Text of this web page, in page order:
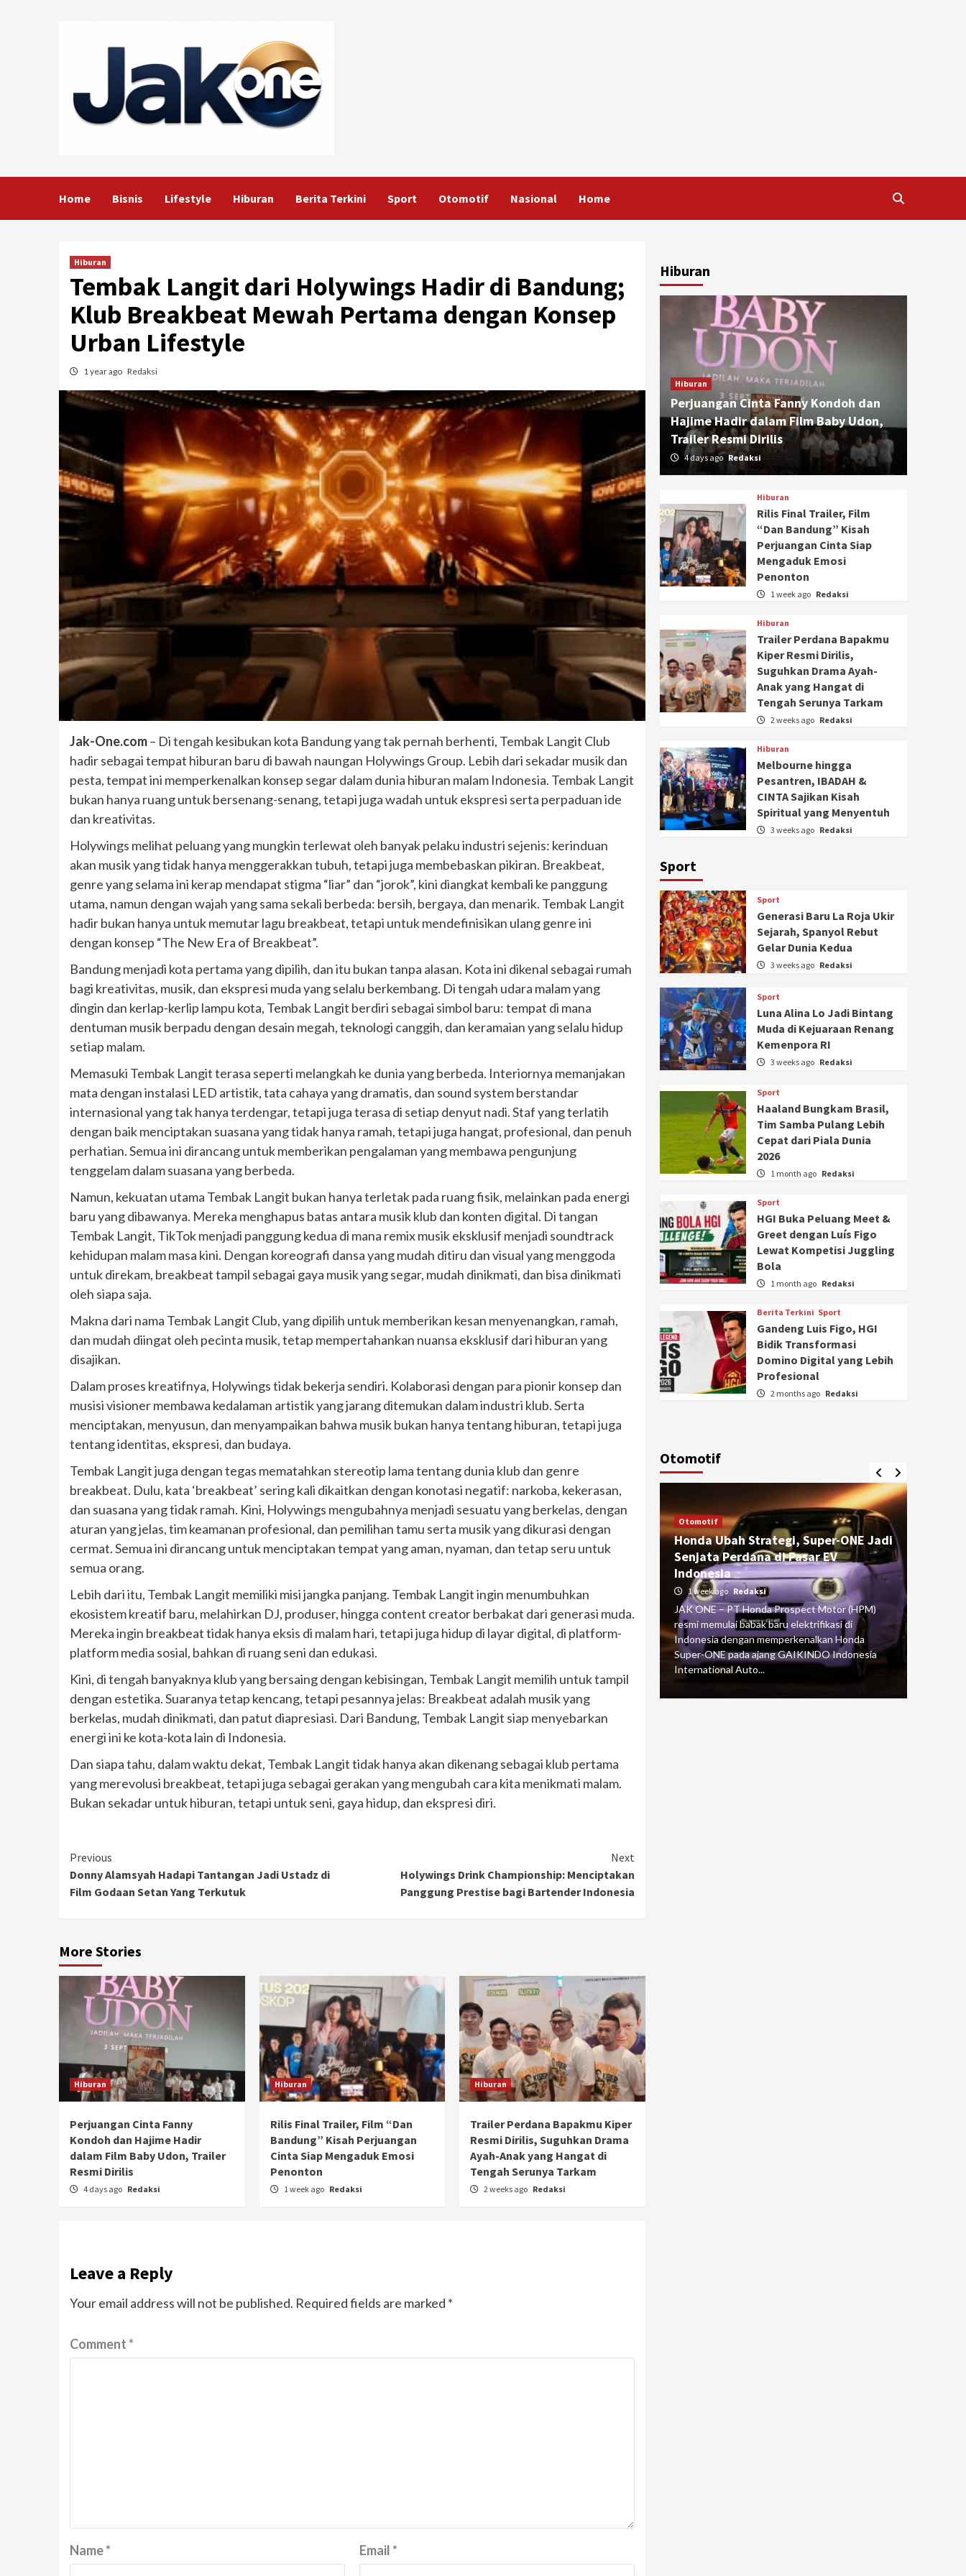
Home Bisnis Lifestyle Hiburan Berita Terkini Sport Otomotif Nasional Home
Hiburan
Tembak Langit dari Holywings Hadir di Bandung;
Klub Breakbeat Mewah Pertama dengan Konsep
Urban Lifestyle
1 year ago Redaksi
Jak-One.com– Di tengah kesibukan kota Bandung yang tak pernah berhenti, Tembak Langit Club
hadir sebagai tempat hiburan baru di bawah naungan Holywings Group. Lebih dari sekadar musik dan
pesta, tempat ini memperkenalkan konsep segar dalam dunia hiburan malam Indonesia. Tembak Langit
bukan hanya ruang untuk bersenang-senang, tetapi juga wadah untuk ekspresi serta perpaduan ide
dan kreativitas.
Holywings melihat peluang yang mungkin terlewat oleh banyak pelaku industri sejenis: kerinduan
akan musik yang tidak hanya menggerakkan tubuh, tetapi juga membebaskan pikiran. Breakbeat,
genre yang selama ini kerap mendapat stigma “liar” dan “jorok”, kini diangkat kembali ke panggung
utama, namun dengan wajah yang sama sekali berbeda: bersih, bergaya, dan menarik. Tembak Langit
hadir bukan hanya untuk memutar lagu breakbeat, tetapi untuk mendefinisikan ulang genre ini
dengan konsep “The New Era of Breakbeat”.
Bandung menjadi kota pertama yang dipilih, dan itu bukan tanpa alasan. Kota ini dikenal sebagai rumah
bagi kreativitas, musik, dan ekspresi muda yang selalu berkembang. Di tengah udara malam yang
dingin dan kerlap-kerlip lampu kota, Tembak Langit berdiri sebagai simbol baru: tempat di mana
dentuman musik berpadu dengan desain megah, teknologi canggih, dan keramaian yang selalu hidup
setiap malam.
Memasuki Tembak Langit terasa seperti melangkah ke dunia yang berbeda. Interiornya memanjakan
mata dengan instalasi LED artistik, tata cahaya yang dramatis, dan sound system berstandar
internasional yang tak hanya terdengar, tetapi juga terasa di setiap denyut nadi. Staf yang terlatih
dengan baik menciptakan suasana yang tidak hanya ramah, tetapi juga hangat, profesional, dan penuh
perhatian. Semua ini dirancang untuk memberikan pengalaman yang membawa pengunjung
tenggelam dalam suasana yang berbeda.
Namun, kekuatan utama Tembak Langit bukan hanya terletak pada ruang fisik, melainkan pada energi
baru yang dibawanya. Mereka menghapus batas antara musik klub dan konten digital. Di tangan
Tembak Langit, TikTok menjadi panggung kedua di mana remix musik eksklusif menjadi soundtrack
kehidupan malam masa kini. Dengan koreografi dansa yang mudah ditiru dan visual yang menggoda
untuk direkam, breakbeat tampil sebagai gaya musik yang segar, mudah dinikmati, dan bisa dinikmati
oleh siapa saja.
Makna dari nama Tembak Langit Club, yang dipilih untuk memberikan kesan menyenangkan, ramah,
dan mudah diingat oleh pecinta musik, tetap mempertahankan nuansa eksklusif dari hiburan yang
disajikan.
Dalam proses kreatifnya, Holywings tidak bekerja sendiri. Kolaborasi dengan para pionir konsep dan
musisi visioner membawa kedalaman artistik yang jarang ditemukan dalam industri klub. Serta
menciptakan, menyusun, dan menyampaikan bahwa musik bukan hanya tentang hiburan, tetapi juga
tentang identitas, ekspresi, dan budaya.
Tembak Langit juga dengan tegas mematahkan stereotip lama tentang dunia klub dan genre
breakbeat. Dulu, kata ‘breakbeat’ sering kali dikaitkan dengan konotasi negatif: narkoba, kekerasan,
dan suasana yang tidak ramah. Kini, Holywings mengubahnya menjadi sesuatu yang berkelas, dengan
aturan yang jelas, tim keamanan profesional, dan pemilihan tamu serta musik yang dikurasi dengan
cermat. Semua ini dirancang untuk menciptakan tempat yang aman, nyaman, dan tetap seru untuk
semua orang.
Lebih dari itu, Tembak Langit memiliki misi jangka panjang. Tembak Langit ingin menumbuhkan
ekosistem kreatif baru, melahirkan DJ, produser, hingga content creator berbakat dari generasi muda.
Mereka ingin breakbeat tidak hanya eksis di malam hari, tetapi juga hidup di layar digital, di platform-
platform media sosial, bahkan di ruang seni dan edukasi.
Kini, di tengah banyaknya klub yang bersaing dengan kebisingan, Tembak Langit memilih untuk tampil
dengan estetika. Suaranya tetap kencang, tetapi pesannya jelas: Breakbeat adalah musik yang
berkelas, mudah dinikmati, dan patut diapresiasi. Dari Bandung, Tembak Langit siap menyebarkan
energi ini ke kota-kota lain di Indonesia.
Dan siapa tahu, dalam waktu dekat, Tembak Langit tidak hanya akan dikenang sebagai klub pertama
yang merevolusi breakbeat, tetapi juga sebagai gerakan yang mengubah cara kita menikmati malam.
Bukan sekadar untuk hiburan, tetapi untuk seni, gaya hidup, dan ekspresi diri.
Continue
Reading
Previous
Donny Alamsyah Hadapi Tantangan Jadi Ustadz di
Film Godaan Setan Yang Terkutuk
Next
Holywings Drink Championship: Menciptakan
Panggung Prestise bagi Bartender Indonesia
More Stories
Hiburan
Perjuangan Cinta Fanny
Kondoh dan Hajime Hadir
dalam Film Baby Udon, Trailer
Resmi Dirilis
4 days ago Redaksi
Hiburan
Rilis Final Trailer, Film “Dan
Bandung” Kisah Perjuangan
Cinta Siap Mengaduk Emosi
Penonton
1 week ago Redaksi
Hiburan
Trailer Perdana Bapakmu Kiper
Resmi Dirilis, Suguhkan Drama
Ayah-Anak yang Hangat di
Tengah Serunya Tarkam
2 weeks ago Redaksi
Leave a Reply
Your email address will not be published. Required fields are marked *
Comment*
Name* Email*
Hiburan
Hiburan
Perjuangan Cinta Fanny Kondoh dan
Hajime Hadir dalam Film Baby Udon,
Trailer Resmi Dirilis
4 days ago Redaksi
Hiburan
Rilis Final Trailer, Film
“Dan Bandung” Kisah
Perjuangan Cinta Siap
Mengaduk Emosi
Penonton
1 week ago Redaksi
Hiburan
Trailer Perdana Bapakmu
Kiper Resmi Dirilis,
Suguhkan Drama Ayah-
Anak yang Hangat di
Tengah Serunya Tarkam
2 weeks ago Redaksi
Hiburan
Melbourne hingga
Pesantren, IBADAH &
CINTA Sajikan Kisah
Spiritual yang Menyentuh
3 weeks ago Redaksi
Sport
Sport
Generasi Baru La Roja Ukir
Sejarah, Spanyol Rebut
Gelar Dunia Kedua
3 weeks ago Redaksi
Sport
Luna Alina Lo Jadi Bintang
Muda di Kejuaraan Renang
Kemenpora RI
3 weeks ago Redaksi
Sport
Haaland Bungkam Brasil,
Tim Samba Pulang Lebih
Cepat dari Piala Dunia
2026
1 month ago Redaksi
Sport
HGI Buka Peluang Meet &
Greet dengan Luís Figo
Lewat Kompetisi Juggling
Bola
1 month ago Redaksi
Berita Terkini Sport
Gandeng Luis Figo, HGI
Bidik Transformasi
Domino Digital yang Lebih
Profesional
2 months ago Redaksi
Otomotif
Otomotif
Ducati Collezione 100 Debut di
2 months ago Redaksi
JAK ONE – Perayaan satu abad perjalanan
Ducati semakin istimewa dengan peluncuran
Collezione 100, sebuah koleksi motor edisi
Otomotif
Honda Ubah Strategi, Super-ONE Jadi
Senjata Perdana di Pasar EV
Indonesia
1 week ago Redaksi
JAK ONE – PT Honda Prospect Motor (HPM)
resmi memulai babak baru elektrifikasi di
Indonesia dengan memperkenalkan Honda
Super-ONE pada ajang GAIKINDO Indonesia
International Auto...